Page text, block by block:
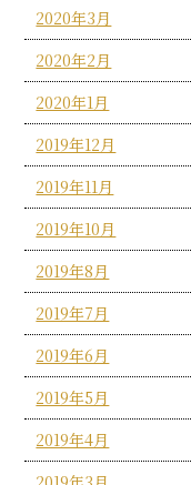
2020年3月
2020年2月
2020年1月
2019年12月
2019年11月
2019年10月
2019年8月
2019年7月
2019年6月
2019年5月
2019年4月